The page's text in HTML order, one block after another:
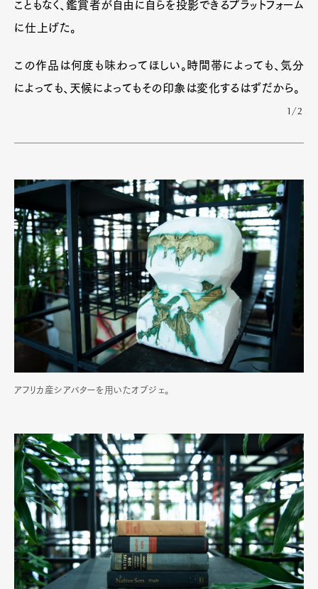
こともなく、鑑賞者が自由に自らを投影できるプラットフォーム
に仕上げた。
この作品は何度も味わってほしい。時間帯によっても、気分
によっても、天候によってもその印象は変化するはずだから。
1/2
アフリカ産シアバターを用いたオブジェ。